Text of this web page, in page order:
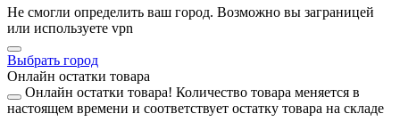
Не смогли определить ваш город. Возможно вы заграницей
или используете vpn
Выбрать город
Онлайн остатки товара
Онлайн остатки товара! Количество товара меняется в
настоящем времени и соответствует остатку товара на складе